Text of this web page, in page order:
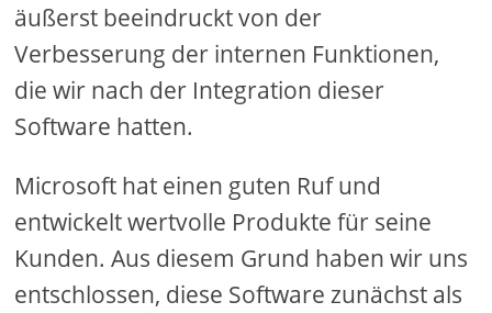
äußerst beeindruckt von der
Verbesserung der internen Funktionen,
die wir nach der Integration dieser
Software hatten.
Microsoft hat einen guten Ruf und
entwickelt wertvolle Produkte für seine
Kunden. Aus diesem Grund haben wir uns
entschlossen, diese Software zunächst als